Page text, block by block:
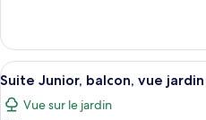
balcon,
vue
ville
le
type
de
Chambre
Afficher
toutes
les
5
Suite Junior, balcon, vue jardin
Vue sur le jardin